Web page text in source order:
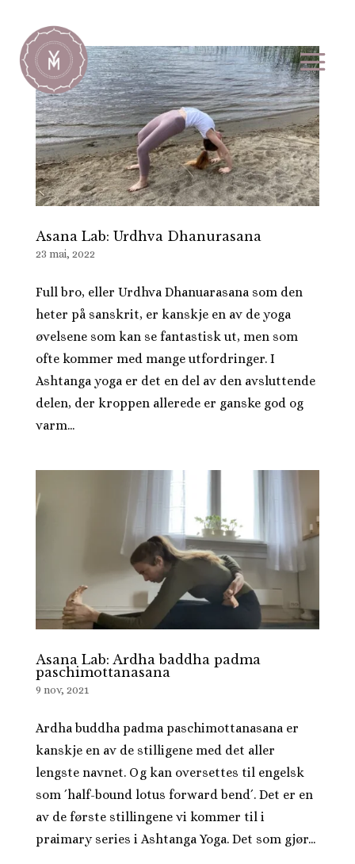
Asana Lab: Urdhva Dhanurasana
23 mai, 2022
Full bro, eller Urdhva Dhanuarasana som den
heter på sanskrit, er kanskje en av de yoga
øvelsene som kan se fantastisk ut, men som
ofte kommer med mange utfordringer. I
Ashtanga yoga er det en del av den avsluttende
delen, der kroppen allerede er ganske god og
varm...
Asana Lab: Ardha baddha padma
paschimottanasana
9 nov, 2021
Ardha buddha padma paschimottanasana er
kanskje en av de stilligene med det aller
lengste navnet. Og kan oversettes til engelsk
som ´half-bound lotus forward bend´. Det er en
av de første stillingene vi kommer til i
praimary series i Ashtanga Yoga. Det som gjør...